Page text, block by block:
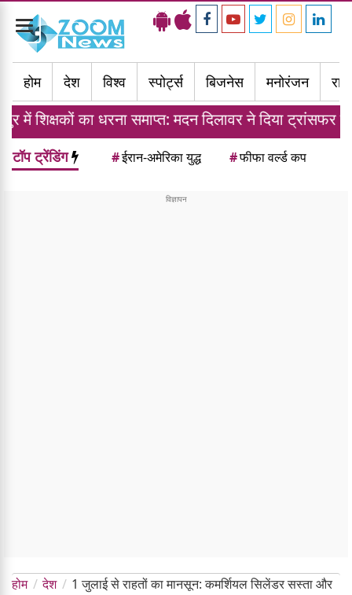
Toggle
navigation
होम
देश विश्व स्पोर्ट्स बिजनेस मनोरंजन
धरना समाप्त: मदन दिलावर ने दिया ट्रांसफर नीति का आश्वासन
टॉप ट्रेंडिंग #ईरान-अमेरिका युद्ध #फीफा वर्ल्ड कप
होम देश
1 जुलाई से राहतों का मानसून: कमर्शियल सिलेंडर सस्ता और